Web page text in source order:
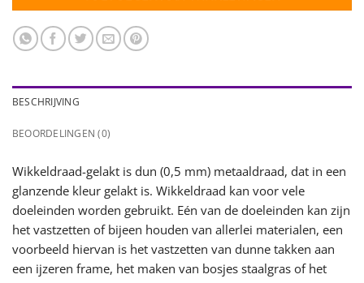
BESCHRIJVING
BEOORDELINGEN (0)
Wikkeldraad-gelakt is dun (0,5 mm) metaaldraad, dat in een
glanzende kleur gelakt is. Wikkeldraad kan voor vele
doeleinden worden gebruikt. Eén van de doeleinden kan zijn
het vastzetten of bijeen houden van allerlei materialen, een
voorbeeld hiervan is het vastzetten van dunne takken aan
een ijzeren frame, het maken van bosjes staalgras of het